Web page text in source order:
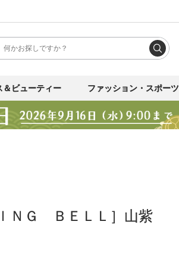
＆ビューティー ファッション・スポーツ
ＮＧ ＢＥＬＬ］山紫